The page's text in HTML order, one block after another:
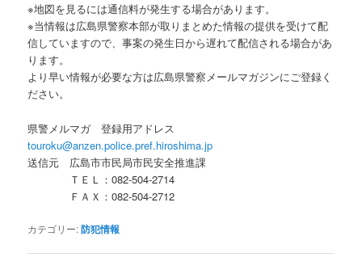
※地図を見るには通信料が発生する場合があります。
※当情報は広島県警察本部が取りまとめた情報の提供を受けて配
信していますので、事案の発生日から遅れて配信される場合があ
ります。
より早い情報が必要な方は広島県警察メールマガジンにご登録く
ださい。
県警メルマガ 登録用アドレス
touroku@anzen.police.pref.hiroshima.jp
送信元 広島市市民局市民安全推進課
ＴＥＬ：082-504-2714
ＦＡＸ：082-504-2712
カテゴリー:防犯情報